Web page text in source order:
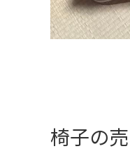
椅子の